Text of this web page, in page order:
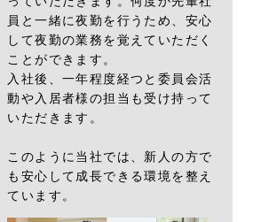
員と一緒に夜勤を行うため、安心
して夜勤の業務を覚えていただく
ことができます。
入社後、一年程度経つと委員会活
動や入居者様の担当も受け持って
いただきます。
このように当社では、新人の方で
も安心して成長できる環境を整え
ています。